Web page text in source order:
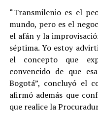
“Transmilenio es el
mundo, pero es el
el afán y la
séptima. Yo estoy
el concepto que
convencido de que
Bogotá”, concluyó el
afirmó además que
que realice la